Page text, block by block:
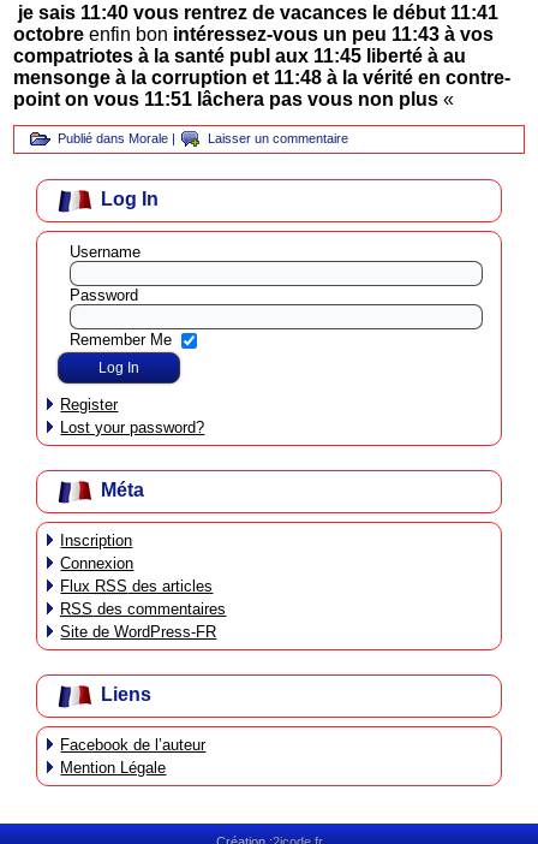
je sais 11:40 vous rentrez de vacances le début 11:41
octobre enfin bon intéressez-vous un peu 11:43 à vos
compatriotes à la santé publ aux 11:45 liberté à au
mensonge à la corruption et 11:48 à la vérité en contre-
point on vous 11:51 lâchera pas vous non plus «
Publié dans Morale | Laisser un commentaire
Log In
Username
Password
Remember Me
Register
Lost your password?
Méta
Inscription
Connexion
Flux RSS des articles
RSS des commentaires
Site de WordPress-FR
Liens
Facebook de l’auteur
Mention Légale